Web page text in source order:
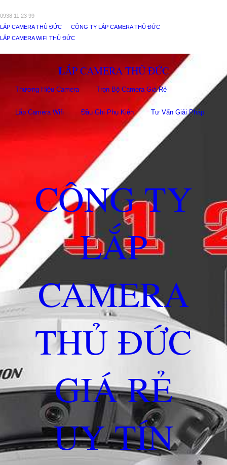
0938 11 23 99
LẮP CAMERA THỦ ĐỨC
CÔNG TY LẮP CAMERA THỦ ĐỨC
LẮP CAMERA WIFI THỦ ĐỨC
LẮP CAMERA THỦ ĐỨC
Thương Hiệu Camera Trọn Bộ Camera Giá Rẻ
Lắp Camera Wifi Đầu Ghi Phụ Kiên Tư Vấn Giải Pháp
CÔNG TY
LẮP
CAMERA
THỦ ĐỨC
GIÁ RẺ
UY TÍN